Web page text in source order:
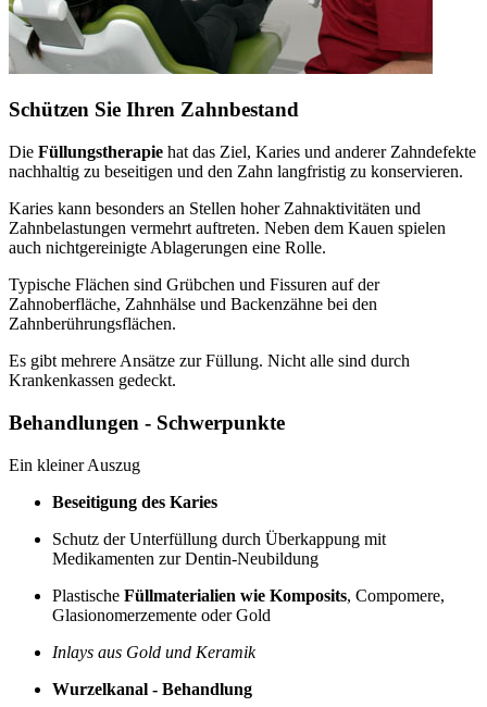
Schützen Sie Ihren Zahnbestand
Die Füllungstherapie hat das Ziel, Karies und anderer Zahndefekte
nachhaltig zu beseitigen und den Zahn langfristig zu konservieren.
Karies kann besonders an Stellen hoher Zahnaktivitäten und
Zahnbelastungen vermehrt auftreten. Neben dem Kauen spielen
auch nichtgereinigte Ablagerungen eine Rolle.
Typische Flächen sind Grübchen und Fissuren auf der
Zahnoberfläche, Zahnhälse und Backenzähne bei den
Zahnberührungsflächen.
Es gibt mehrere Ansätze zur Füllung. Nicht alle sind durch
Krankenkassen gedeckt.
Behandlungen - Schwerpunkte
Ein kleiner Auszug
Beseitigung des Karies
Schutz der Unterfüllung durch Überkappung mit
Medikamenten zur Dentin-Neubildung
Plastische Füllmaterialien wie Komposits, Compomere,
Glasionomerzemente oder Gold
Inlays aus Gold und Keramik
Wurzelkanal - Behandlung